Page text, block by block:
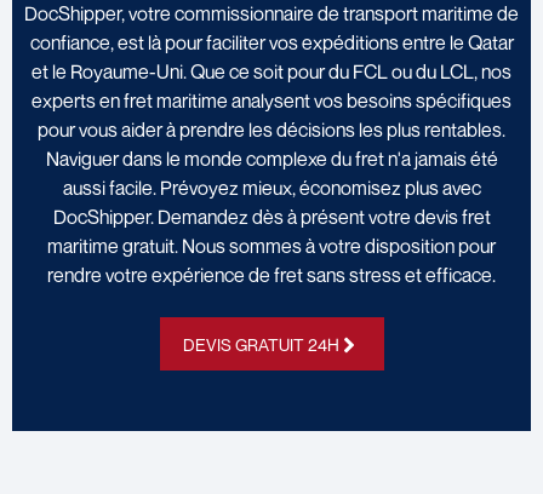
DocShipper, votre commissionnaire de transport maritime de
confiance, est là pour faciliter vos expéditions entre le Qatar
et le Royaume-Uni. Que ce soit pour du FCL ou du LCL, nos
experts en fret maritime analysent vos besoins spécifiques
pour vous aider à prendre les décisions les plus rentables.
Naviguer dans le monde complexe du fret n'a jamais été
aussi facile. Prévoyez mieux, économisez plus avec
DocShipper. Demandez dès à présent votre devis fret
maritime gratuit. Nous sommes à votre disposition pour
rendre votre expérience de fret sans stress et efficace.
DEVIS GRATUIT 24H